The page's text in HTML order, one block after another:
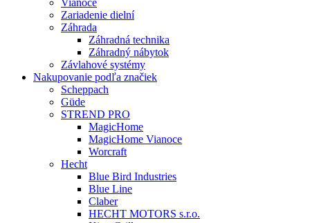
Vianoce
Zariadenie dielní
Záhrada
Záhradná technika
Záhradný nábytok
Závlahové systémy
Nakupovanie podľa značiek
Scheppach
Güde
STREND PRO
MagicHome
MagicHome Vianoce
Worcraft
Hecht
Blue Bird Industries
Blue Line
Claber
HECHT MOTORS s.r.o.